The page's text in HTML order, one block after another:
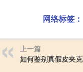
网络标签：
上一篇
如何鉴别真假皮夹克